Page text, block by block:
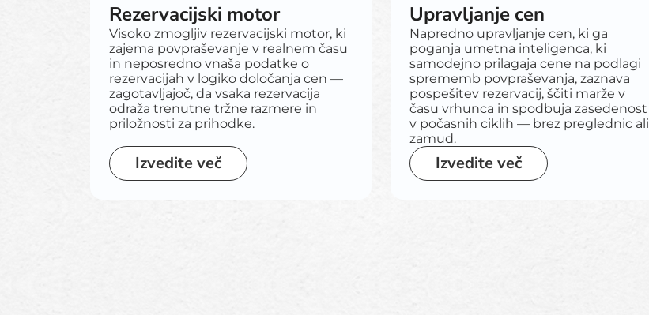
Rezervacijski motor
Visoko zmogljiv rezervacijski motor, ki
zajema povpraševanje v realnem času
in neposredno vnaša podatke o
rezervacijah v logiko določanja cen —
zagotavljajoč, da vsaka rezervacija
odraža trenutne tržne razmere in
priložnosti za prihodke.
Izvedite več
Upravljanje cen
Napredno upravljanje cen, ki ga
poganja umetna inteligenca, ki
samodejno prilagaja cene na podlagi
sprememb povpraševanja, zaznava
pospešitev rezervacij, ščiti marže v
času vrhunca in spodbuja zasedenost
v počasnih ciklih — brez preglednic ali
zamud.
Izvedite več